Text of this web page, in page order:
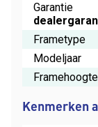
Garantie
Frametype
Modeljaar
Framehoogte
Kenmerken